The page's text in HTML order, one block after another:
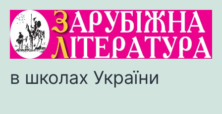
в школах України